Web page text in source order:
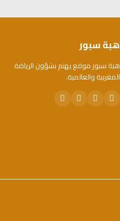
هبة سبور
هبة سبور موقع يهتم بشؤون الرياضة
المغربية والعالمية.